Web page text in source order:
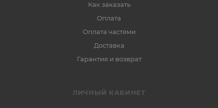
Как заказать
Оплата
Оплата частями
Доставка
Гарантия и возврат
ЛИЧНЫЙ КАБИНЕТ